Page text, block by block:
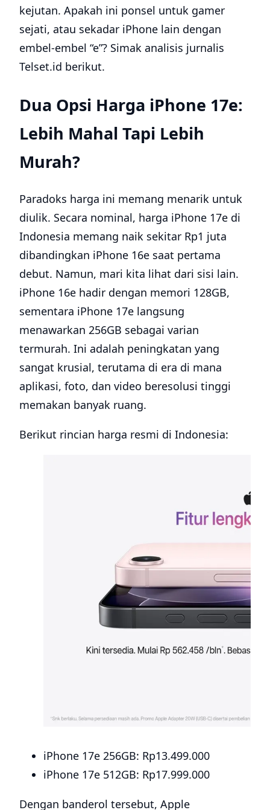
kejutan. Apakah ini ponsel untuk gamer
sejati, atau sekadar iPhone lain dengan
embel-embel “e”? Simak analisis jurnalis
Telset.id berikut.
Dua Opsi Harga iPhone 17e:
Lebih Mahal Tapi Lebih
Murah?
Paradoks harga ini memang menarik untuk
diulik. Secara nominal, harga iPhone 17e di
Indonesia memang naik sekitar Rp1 juta
dibandingkan iPhone 16e saat pertama
debut. Namun, mari kita lihat dari sisi lain.
iPhone 16e hadir dengan memori 128GB,
sementara iPhone 17e langsung
menawarkan 256GB sebagai varian
termurah. Ini adalah peningkatan yang
sangat krusial, terutama di era di mana
aplikasi, foto, dan video beresolusi tinggi
memakan banyak ruang.
Berikut rincian harga resmi di Indonesia:
iPhone 17e 256GB: Rp13.499.000
iPhone 17e 512GB: Rp17.999.000
Dengan banderol tersebut, Apple